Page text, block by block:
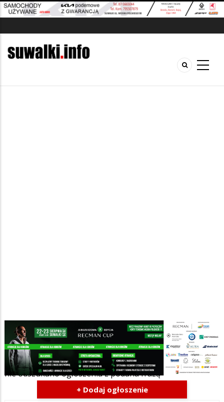
Szukana fraza w ogłoszeniach
nie odszukano ogłoszenia z podana frazą
+ Dodaj ogłoszenie